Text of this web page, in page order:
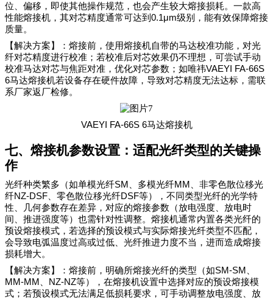
位、偏移，即使其他操作规范，也会产生较大熔接损耗。一款高
性能熔接机，其对芯精度通常可达到 0.1μm级别，能有效保障熔接
质量。
【解决方案】：熔接前，使用熔接机自带的马达校准功能，对光
纤对芯精度进行校准；若校准后对芯效果仍不理想，可尝试手动
校准马达对芯与焦距对准，优化对芯参数；如唯祎VAEYI FA-66S
6马达熔接机若设备存在硬件故障，导致对芯精度无法达标，需联
系厂家返厂检修。
VAEYI FA-66S 6马达熔接机
七、熔接机参数设置：适配光纤类型的关键操
作
光纤种类繁多（如单模光纤SM 、多模光纤MM 、非零色散位移光
纤NZ-DSF 、零色散位移光纤DSF等），不同类型光纤的光学特
性、几何参数存在差异，对应的熔接参数（放电强度、放电时
间、推进强度等）也需针对性调整。熔接机通常内置各类光纤的
预设熔接模式，若选择的预设模式与实际熔接光纤类型不匹配，
会导致电弧温度过高或过低、光纤推进力度不当，进而造成熔接
损耗增大。
【解决方案】：熔接前，明确所熔接光纤的类型（如SM-SM
MM-MM NZ-NZ等），在熔接机设置中选择对应的预设熔接模
式；若预设模式无法满足低损耗要求，可手动调整放电强度、放